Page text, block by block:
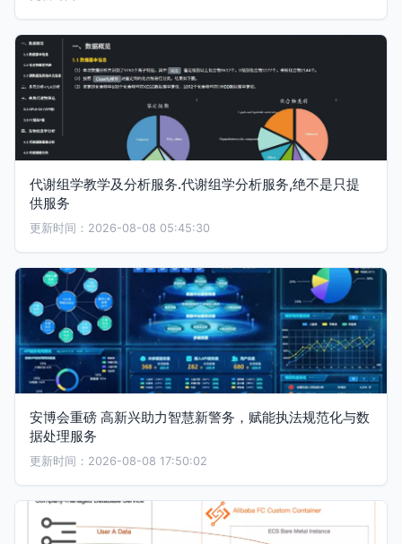
代谢组学教学及分析服务.代谢组学分析服务,绝不是只提
供服务
更新时间：2026-08-08 05:45:30
安博会重磅 高新兴助力智慧新警务，赋能执法规范化与数
据处理服务
更新时间：2026-08-08 17:50:02